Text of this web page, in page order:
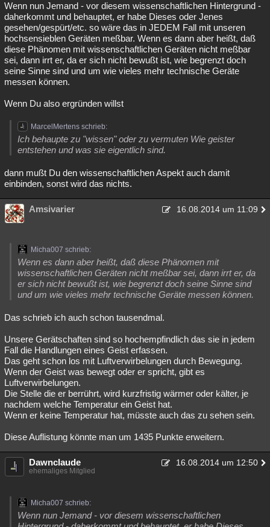
Wenn nun Jemand - vor diesem wissenschaftlichen Hintergrund -
daherkommt und behauptet, er habe Dieses oder Jenes
gesehen/gespürt/etc. so wäre das in JEDEM Fall mit unseren
hochsensieblen Geräten meßbar. Wenn es dann aber heißt, daß
diese Phänomen mit wissenschaftlichen Geräten nicht meßbar
sei, dann irrt er, da er sich nicht bewußt ist, wie begrenzt doch
seine Sinne sind und um wie vieles mehr technische Geräte
messen können.
Wenn Du also ergründen willst
MarcelMertens schrieb:
Ich behaupte zu "wissen" oder zu vermuten Wie geister
entstehen und was sie eigentlich sind.
dann mußt Du den wissenschaftlichen Aspekt auch damit
einbinden, sonst wird das nichts.
Amsivarier 16.08.2014 um 11:09
Micha007 schrieb:
Wenn es dann aber heißt, daß diese Phänomen mit
wissenschaftlichen Geräten nicht meßbar sei, dann irrt er, da
er sich nicht bewußt ist, wie begrenzt doch seine Sinne sind
und um wie vieles mehr technische Geräte messen können.
Das schrieb ich auch schon tausendmal.
Unsere Gerätschaften sind so hochempfindlich das sie in jedem
Fall die Handlungen eines Geist erfassen.
Das geht schon los mit Luftverwirbelungen durch Bewegung.
Wenn der Geist was bewegt oder er spricht, gibt es
Luftverwirbelungen.
Die Stelle die er berrührt, wird kurzfristig wärmer oder kälter, je
nachdem welche Temperatur ein Geist hat.
Wenn er keine Temperatur hat, müsste auch das zu sehen sein.
Diese Auflistung könnte man um 1435 Punkte erweitern.
Dawnclaude 16.08.2014 um 12:50
ehemaliges Mitglied
Micha007 schrieb:
Wenn nun Jemand - vor diesem wissenschaftlichen